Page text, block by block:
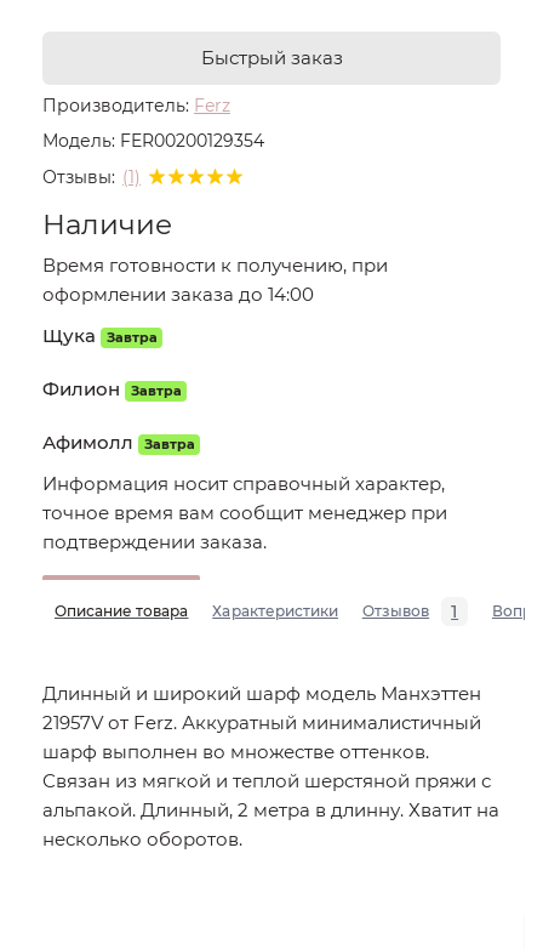
Производитель: Ferz
Модель: FER00200129354
Отзывы: (1)
Быстрый заказ
Наличие
Время готовности к получению, при
оформлении заказа до 14:00
Щука
Завтра
Филион Завтра
Афимолл Завтра
Информация носит справочный характер,
точное время вам сообщит менеджер при
подтверждении заказа.
Описание товара Характеристики Отзывов 1
Длинный и широкий шарф модель Манхэттен
21957V от Ferz. Аккуратный минималистичный
шарф выполнен во множестве оттенков.
Связан из мягкой и теплой шерстяной пряжи с
альпакой. Длинный, 2 метра в длинну. Хватит на
несколько оборотов.